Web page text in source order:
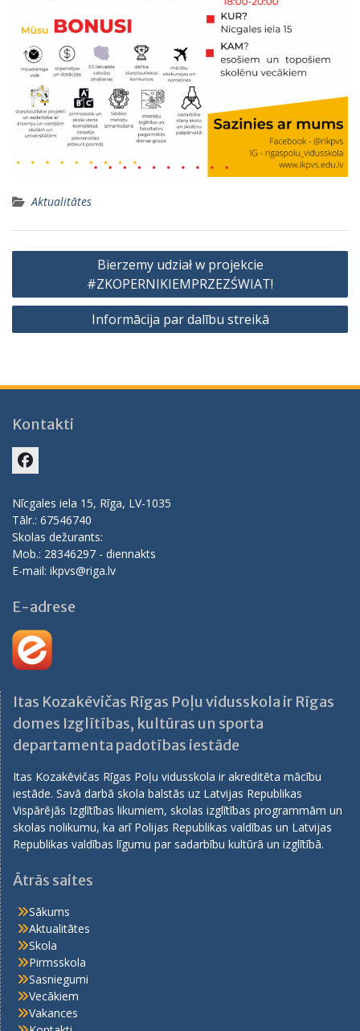
Aktualitātes
Ziņu
Bierzemy udział w projekcie
#ZKOPERNIKIEMPRZEZŚWIAT!
Informācija par dalību streikā
Kontakti
Nīcgales iela 15, Rīga, LV-1035
Tālr.: 67546740
Skolas dežurants:
Mob.: 28346297 - diennakts
E-mail: ikpvs@riga.lv
E-adrese
Itas Kozakēvičas Rīgas Poļu vidusskola ir Rīgas
domes Izglītības, kultūras un sporta
departamenta padotības iestāde
Itas Kozakēvičas Rīgas Poļu vidusskola ir akreditēta mācību
iestāde. Savā darbā skola balstās uz Latvijas Republikas
Vispārējās Izglītības likumiem, skolas izglītības programmām un
skolas nolikumu, ka arī Polijas Republikas valdības un Latvijas
Republikas valdības līgumu par sadarbību kultūrā un izglītībā.
Ātrās saites
Sākums
Aktualitātes
Skola
Pirmsskola
Sasniegumi
Vecākiem
Vakances